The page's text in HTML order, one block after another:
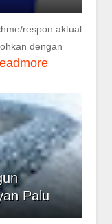
respon aktual
dengan
Palu